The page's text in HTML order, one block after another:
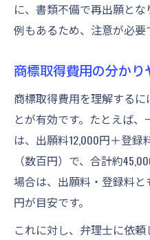
に、書類不備で再出願と
例もあるため、注意が必要
商標取得費用の分か
商標取得費用を理解する
とが有効です。たとえば
は、出願料12,000円＋登録
（数百円）で、合計約
場合は、出願料・登録料
円が目安です。
これに対し、弁理士に依